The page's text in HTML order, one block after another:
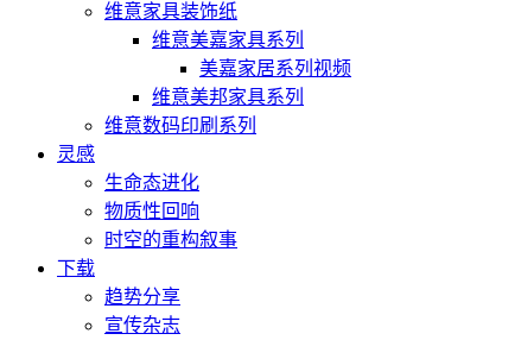
维意家具装饰纸
维意美嘉家具系列
美嘉家居系列视频
维意美邦家具系列
维意数码印刷系列
灵感
生命态进化
物质性回响
时空的重构叙事
下载
趋势分享
宣传杂志